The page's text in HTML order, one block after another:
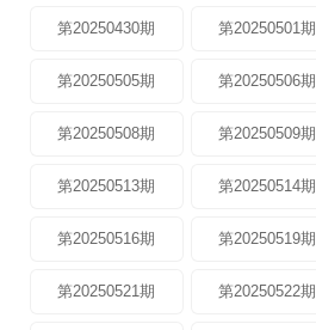
第20250430期 第20250501期
第20250505期 第20250506期
第20250508期 第20250509期
第20250513期 第20250514期
第20250516期 第20250519期
第20250521期 第20250522期